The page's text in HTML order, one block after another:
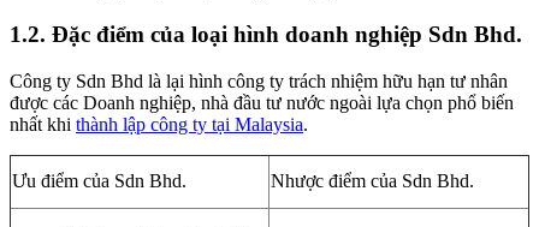
1.2. Đặc điểm của loại hình doanh nghiệp Sdn Bhd.
Công ty Sdn Bhd là lại hình công ty trách nhiệm hữu hạn tư nhân
được các Doanh nghiệp, nhà đầu tư nước ngoài lựa chọn phổ biến
nhất khi thành lập công ty tại Malaysia.
Ưu điểm của Sdn Bhd. Nhược điểm của Sdn Bhd.